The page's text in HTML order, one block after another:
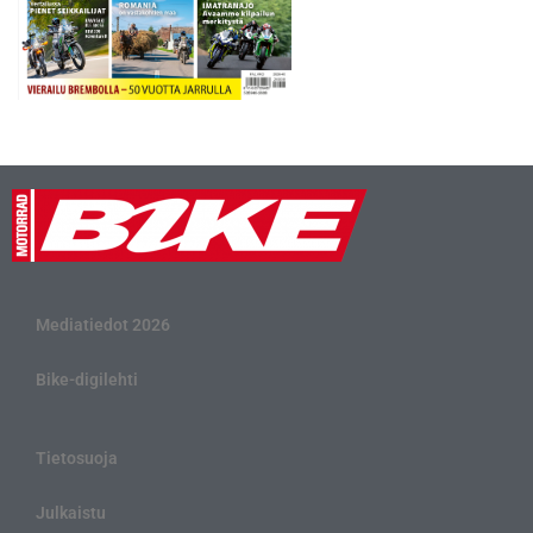
Mediatiedot 2026
Bike-digilehti
Tietosuoja
Julkaistu